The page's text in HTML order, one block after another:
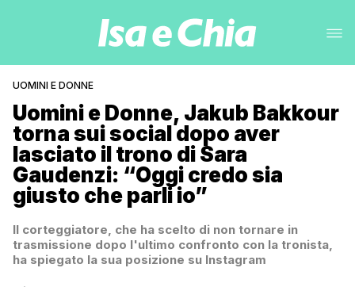
UOMINI E DONNE
Uomini e Donne, Jakub Bakkour
torna sui social dopo aver
lasciato il trono di Sara
Gaudenzi: “Oggi credo sia
giusto che parli io”
Il corteggiatore, che ha scelto di non tornare in
trasmissione dopo l'ultimo confronto con la tronista,
ha spiegato la sua posizione su Instagram